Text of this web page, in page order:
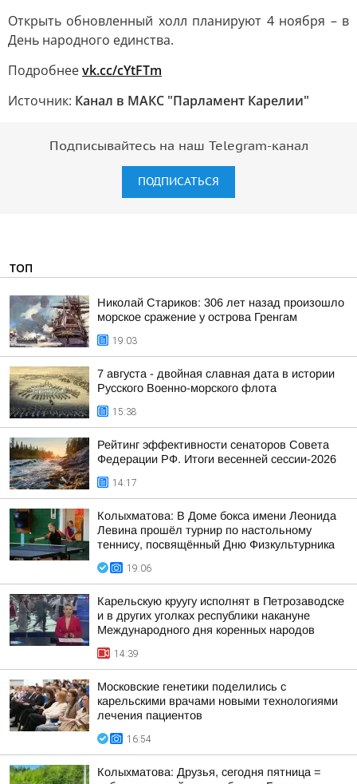
Открыть обновленный холл планируют 4 ноября – в
День народного единства.
Подробнееvk.cc/cYtFTm
Источник: Канал в МАКС "Парламент Карелии"
Подписывайтесь на наш Telegram-канал
ПОДПИСАТЬСЯ
ТОП
Николай Стариков: 306 лет назад произошло
морское сражение у острова Гренгам
19:03
7 августа - двойная славная дата в истории
Русского Военно-морского флота
15:38
Рейтинг эффективности сенаторов Совета
Федерации РФ. Итоги весенней сессии-2026
14:17
Колыхматова: В Доме бокса имени Леонида
Левина прошёл турнир по настольному
теннису, посвящённый Дню Физкультурника
19:06
Карельскую круугу исполнят в Петрозаводске
и в других уголках республики накануне
Международного дня коренных народов
14:39
Московские генетики поделились с
карельскими врачами новыми технологиями
лечения пациентов
16:54
Колыхматова: Друзья, сегодня пятница =